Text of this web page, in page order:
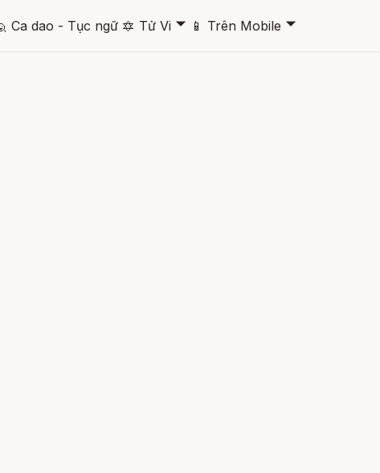
Ca dao - Tục ngữ 🔯 Tử Vi 🞃 📱 Trên Mobile 🞃